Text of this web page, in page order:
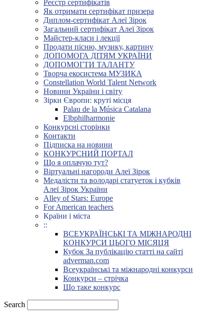
Реєстр сертифікатів
Як отримати сертифікат призера
Диплом-сертифікат Алеї Зірок
Загальний сертифікат Алеї Зірок
Майстер-класи і лекції
Продати пісню, музику, картину
ДОПОМОГА ДІТЯМ УКРАЇНИ
ДОПОМОГТИ ТАЛАНТУ
Творча екосистема МУЗИКА
Constellation World Talent Network
Новини України і світу
Зірки Європи: круті місця
Palau de la Música Catalana
Elbphilharmonie
Конкурсні сторінки
Контакти
Підписка на новини
КОНКУРСНИЙ ПОРТАЛ
Що я оплачую тут?
Віртуальні нагороди Алеї Зірок
Медалісти та володарі статуеток і кубків
Алеї Зірок України
Alley of Stars: Europe
For American teachers
Країни і міста
::
ВСЕУКРАЇНСЬКІ ТА МІЖНАРОДНІ
КОНКУРСИ ЦЬОГО МІСЯЦЯ
Кубок За публікацію статті на сайті
adverman.com
Всеукраїнські та міжнародні конкурси
Конкурси – стрічка
Що таке конкурс
Search